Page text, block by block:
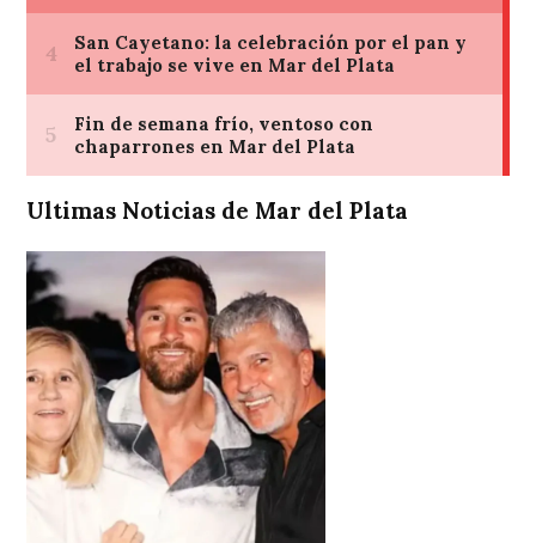
Ultimas Noticias de Mar del Plata